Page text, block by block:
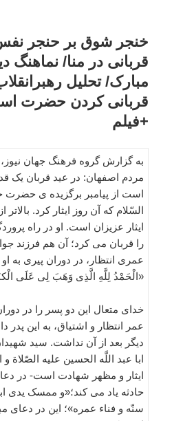
خنجر شوق بر حنجر
قربانی در منا/ نماهنگ
مبارک/ تحلیل
قربانی کردن حضرت
+فیلم
به گزارش گروه فرهنگ جهان نیوز،
مردم اصفهان: در عید قربان یک
است از پیامبر برگزیده ی حضرت
السّلام که آن روز ایثار کرد. بالاتر
ایثار عزیزان است. او در راه
را قربان می کرد؛ آن هم فرزند
عمری انتظار، در دوران پیری به
«الْحَمْدُ لِلَّهِ الَّذِی وَهَبَ لِی عَلَی
خدای متعال این دو پسر را در
عمر انتظار و اشتیاق، به این پدر
دیگر بعد از آن نداشت. سید
ابا عبد اللَّه الحسین علیه الصّلاة
ایثار و مظهر شهادت است- در
حادثه یاد می کند؛«و ممسک یدی
سنّه و فناء عمره»؛ این در دعای